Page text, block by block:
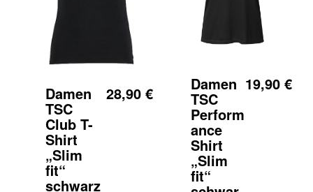
Damen
TSC
Club T-
Shirt
„Slim
fit“
schwarz
28,90 € Damen
TSC
Perform
ance
Shirt
„Slim
fit“
19,90€